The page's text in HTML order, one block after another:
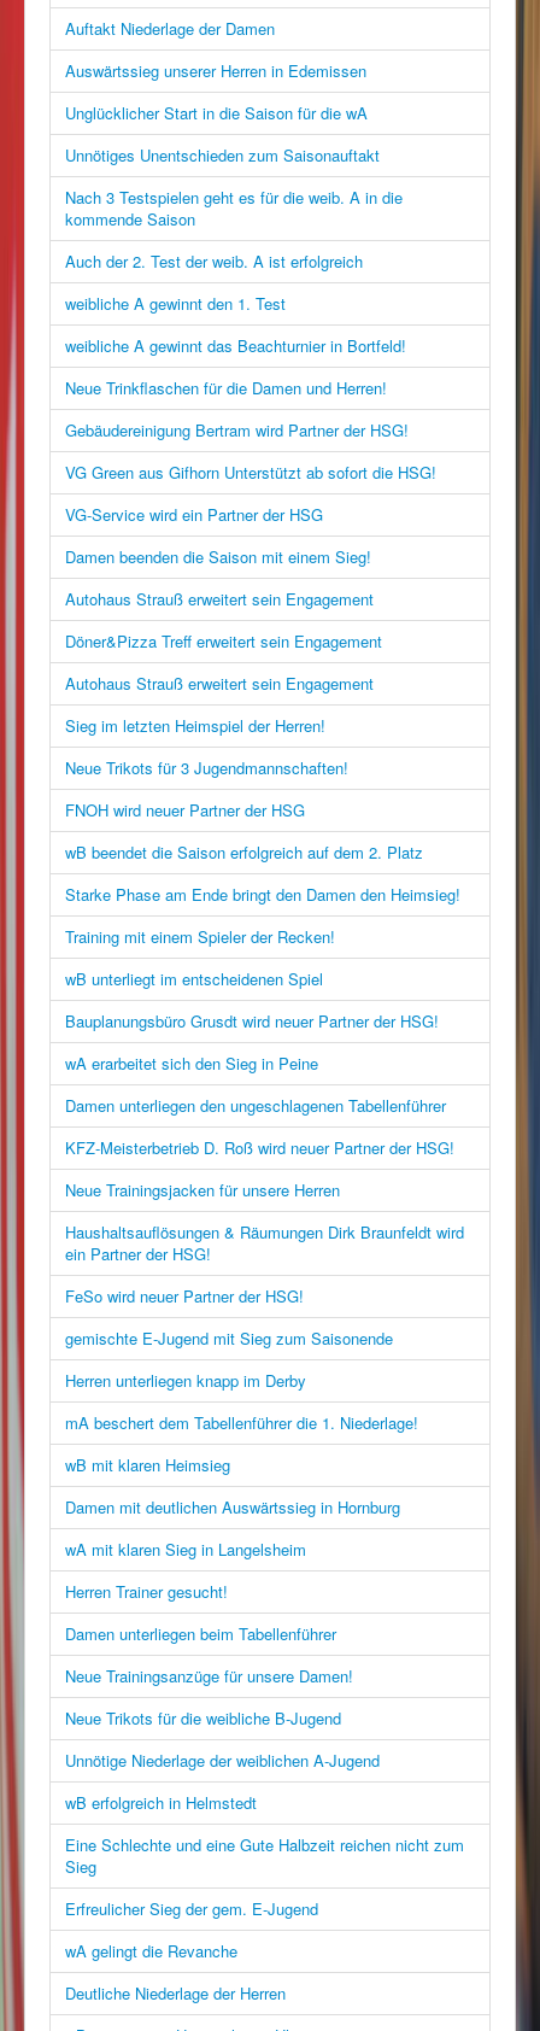
Auftakt Niederlage der Damen
Auswärtssieg unserer Herren in Edemissen
Unglücklicher Start in die Saison für die wA
Unnötiges Unentschieden zum Saisonauftakt
Nach 3 Testspielen geht es für die weib. A in die
kommende Saison
Auch der 2. Test der weib. A ist erfolgreich
weibliche A gewinnt den 1. Test
weibliche A gewinnt das Beachturnier in Bortfeld!
Neue Trinkflaschen für die Damen und Herren!
Gebäudereinigung Bertram wird Partner der HSG!
VG Green aus Gifhorn Unterstützt ab sofort die HSG!
VG-Service wird ein Partner der HSG
Damen beenden die Saison mit einem Sieg!
Autohaus Strauß erweitert sein Engagement
Döner&Pizza Treff erweitert sein Engagement
Autohaus Strauß erweitert sein Engagement
Sieg im letzten Heimspiel der Herren!
Neue Trikots für 3 Jugendmannschaften!
FNOH wird neuer Partner der HSG
wB beendet die Saison erfolgreich auf dem 2. Platz
Starke Phase am Ende bringt den Damen den Heimsieg!
Training mit einem Spieler der Recken!
wB unterliegt im entscheidenen Spiel
Bauplanungsbüro Grusdt wird neuer Partner der HSG!
wA erarbeitet sich den Sieg in Peine
Damen unterliegen den ungeschlagenen Tabellenführer
KFZ-Meisterbetrieb D. Roß wird neuer Partner der HSG!
Neue Trainingsjacken für unsere Herren
Haushaltsauflösungen & Räumungen Dirk Braunfeldt wird
ein Partner der HSG!
FeSo wird neuer Partner der HSG!
gemischte E-Jugend mit Sieg zum Saisonende
Herren unterliegen knapp im Derby
mA beschert dem Tabellenführer die 1. Niederlage!
wB mit klaren Heimsieg
Damen mit deutlichen Auswärtssieg in Hornburg
wA mit klaren Sieg in Langelsheim
Herren Trainer gesucht!
Damen unterliegen beim Tabellenführer
Neue Trainingsanzüge für unsere Damen!
Neue Trikots für die weibliche B-Jugend
Unnötige Niederlage der weiblichen A-Jugend
wB erfolgreich in Helmstedt
Eine Schlechte und eine Gute Halbzeit reichen nicht zum
Sieg
Erfreulicher Sieg der gem. E-Jugend
wA gelingt die Revanche
Deutliche Niederlage der Herren